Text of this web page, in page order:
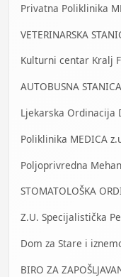
Privatna Poliklinika
VETERINARSKA
Kulturni centar Kralj
AUTOBUSNA
Ljekarska Ordinacija
Poliklinika MEDICA
Poljoprivredna
STOMATOLOŠKA
Dom za Stare i
BIRO ZA